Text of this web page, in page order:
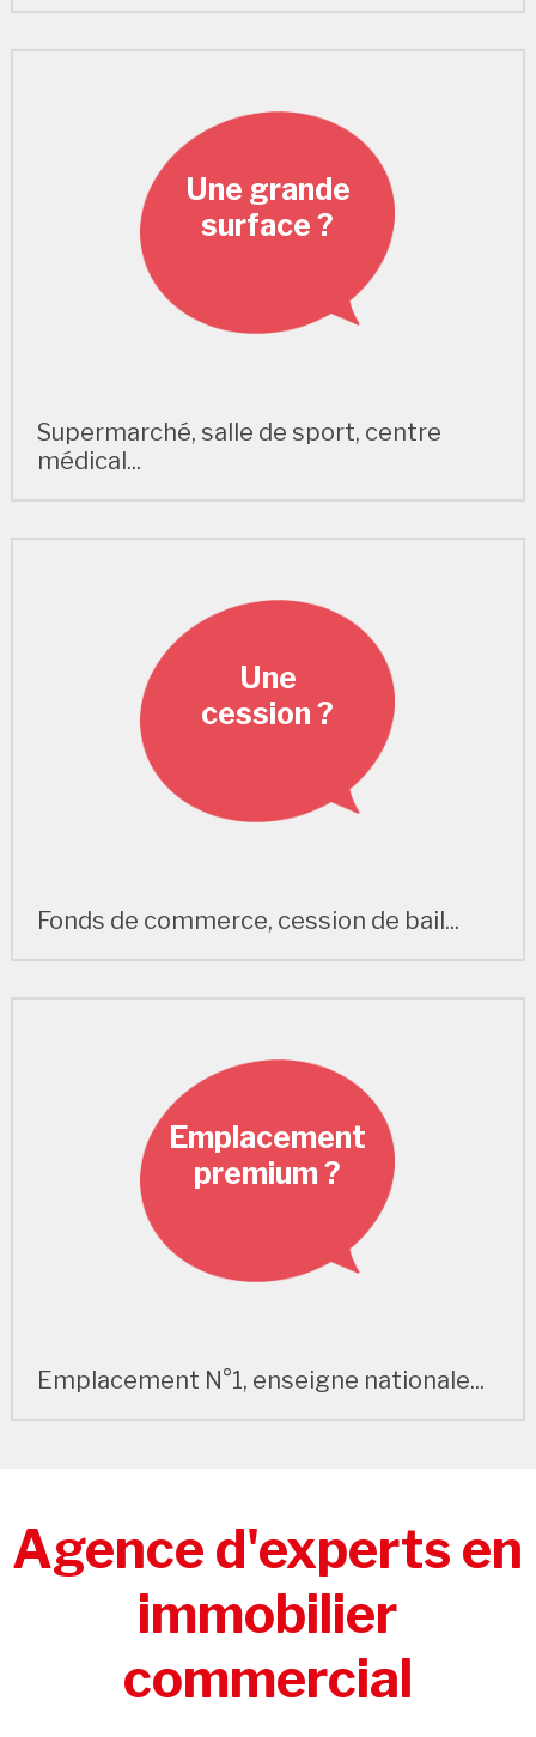
Une grande
surface ?
Supermarché, salle de sport, centre
médical...
Une
cession ?
Fonds de commerce, cession de bail...
Emplacement
premium ?
Emplacement N°1, enseigne nationale...
Agence d'experts en
immobilier
commercial